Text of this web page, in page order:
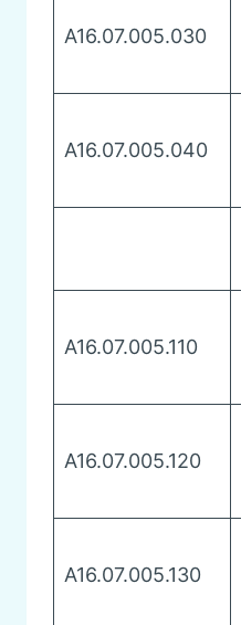
A16.07.005.030
A16.07.005.040
A16.07.005.110
A16.07.005.120
A16.07.005.130